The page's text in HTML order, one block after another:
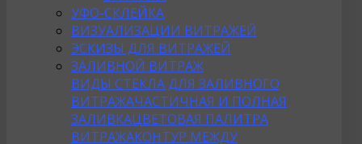
УФО-СКЛЕЙКА
ВИЗУАЛИЗАЦИИ ВИТРАЖЕЙ
ЭСКИЗЫ ДЛЯ ВИТРАЖЕЙ
ЗАЛИВНОЙ ВИТРАЖ
ВИДЫ СТЕКЛА ДЛЯ ЗАЛИВНОГО
ВИТРАЖАЧАСТИЧНАЯ И ПОЛНАЯ
ЗАЛИВКАЦВЕТОВАЯ ПАЛИТРА
ВИТРАЖАКОНТУР МЕЖДУ